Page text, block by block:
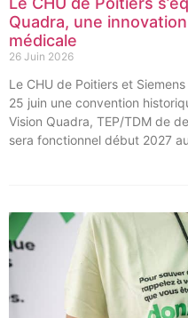
Quadra, une
médicale
26 Juin 2026
Le CHU de Poitiers et
25 juin une convention
Vision Quadra, TEP/TDM de
sera fonctionnel début 2027
l’acquisition et l’installation
pôle régional de cancérologie.